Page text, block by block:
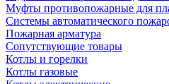
Муфты противопожарные для
Системы автоматического
Пожарная арматура
Сопутствующие товары
Котлы и горелки
Котлы газовые